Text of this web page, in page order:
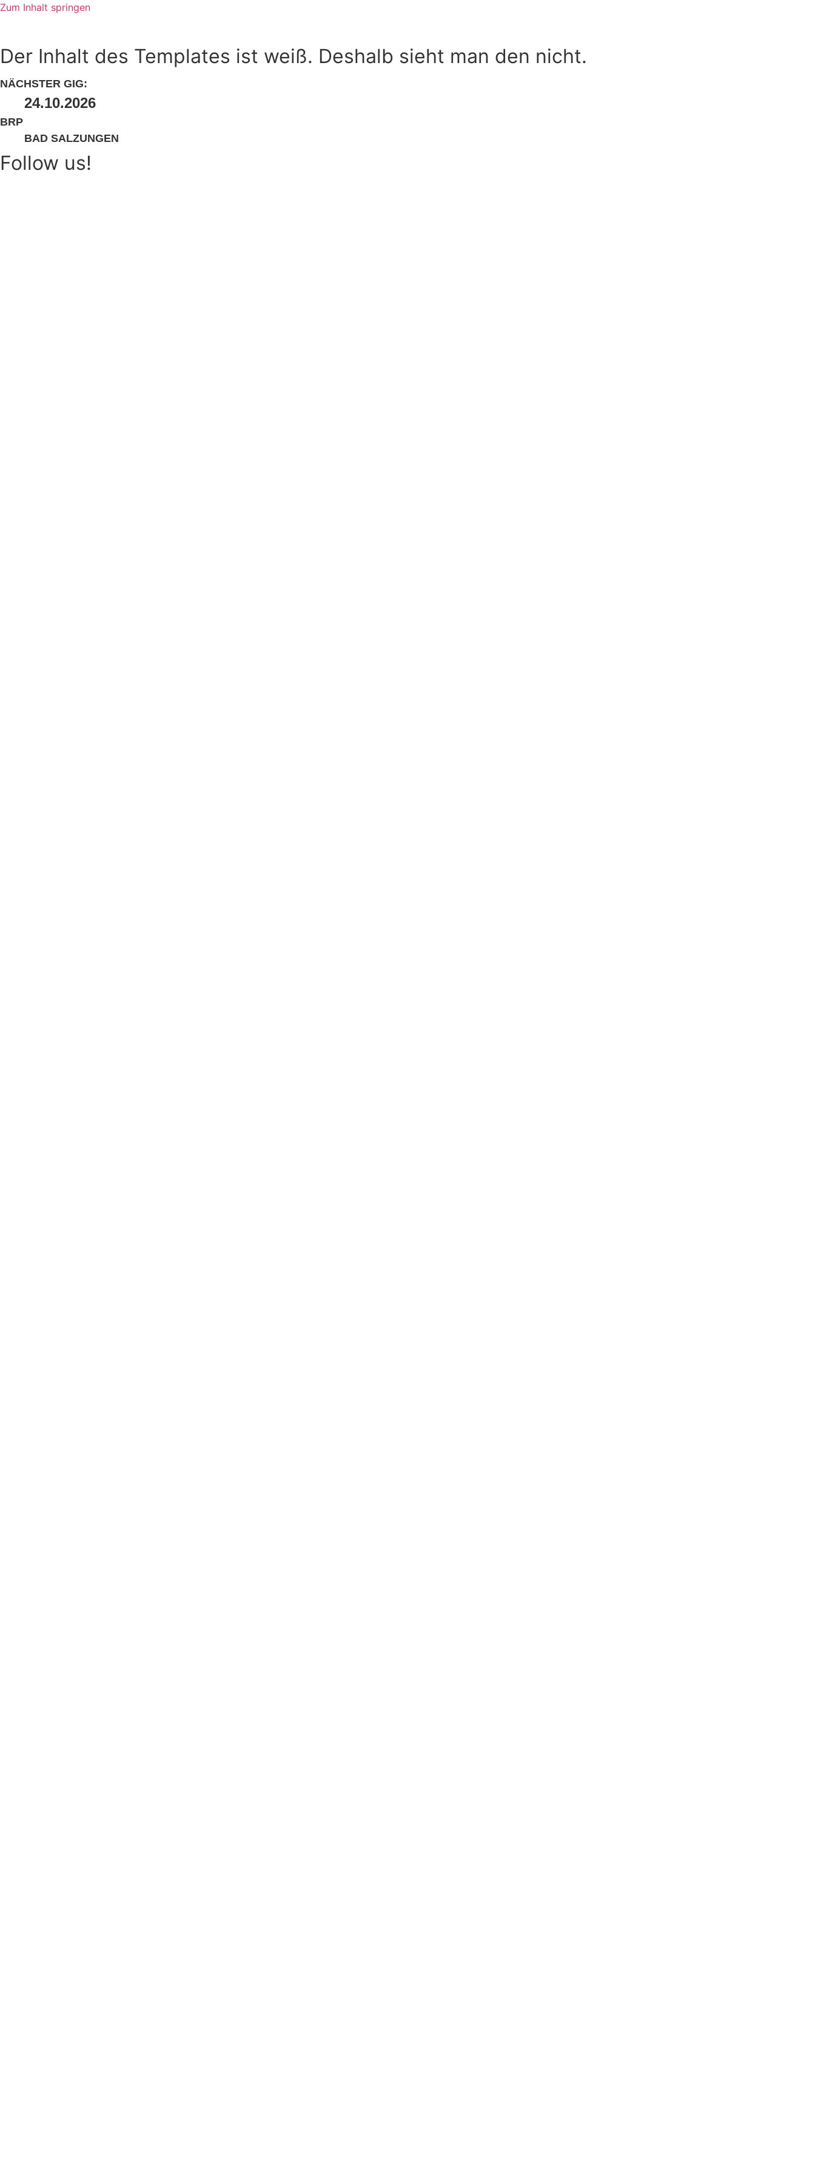
Zum Inhalt springen
Der Inhalt des Templates ist weiß. Deshalb sieht man den nicht.
NÄCHSTER GIG:
24.10.2026
BRP
BAD SALZUNGEN
Follow us!